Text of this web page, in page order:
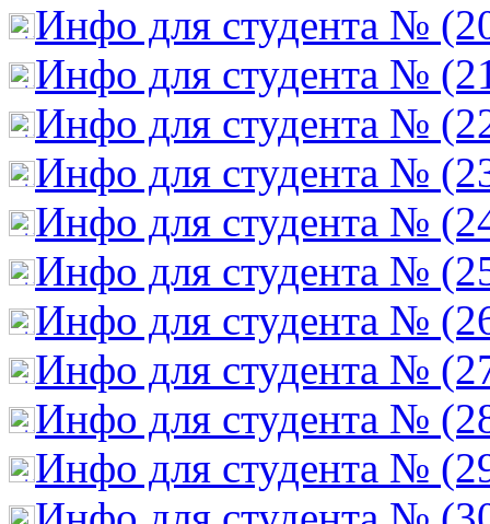
Инфо для студента №
Инфо для студента №
Инфо для студента №
Инфо для студента №
Инфо для студента №
Инфо для студента №
Инфо для студента №
Инфо для студента №
Инфо для студента №
Инфо для студента №